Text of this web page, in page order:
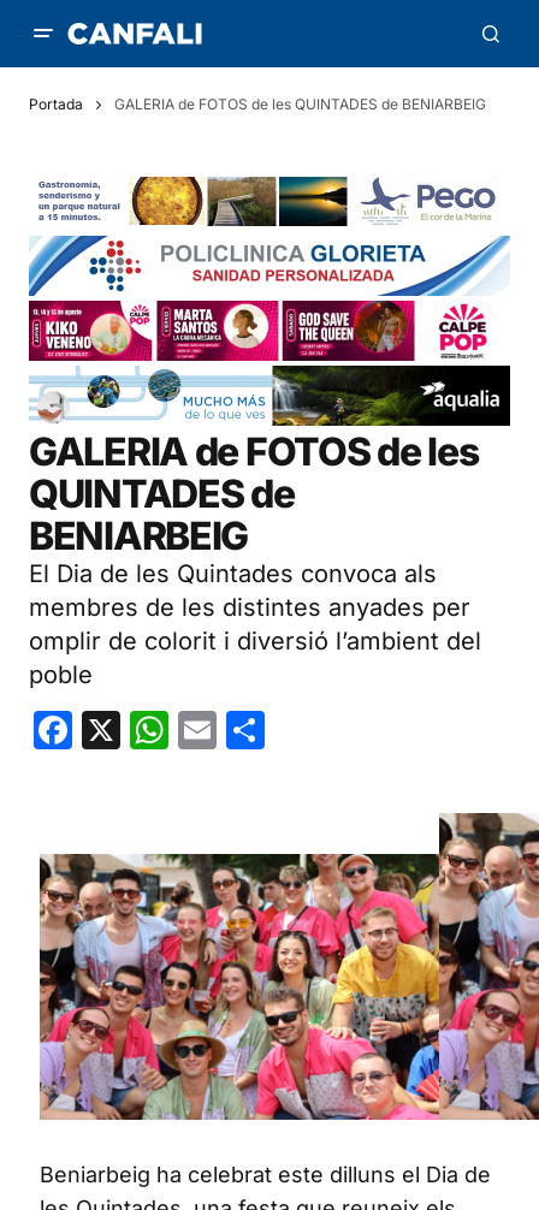
Portada GALERIA de FOTOS de les QUINTADES de BENIARBEIG
GALERIA de FOTOS de les
QUINTADES de
BENIARBEIG
El Dia de les Quintades convoca als
membres de les distintes anyades per
omplir de colorit i diversió l’ambient del
poble
Facebook
X WhatsApp
Email
Beniarbeig ha celebrat este dilluns el Dia de